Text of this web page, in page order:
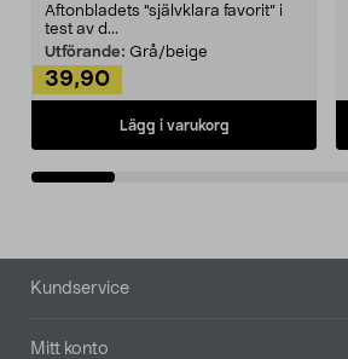
Aftonbladets "självklara favorit” i
test av d...
Utförande: Grå/beige
39,90
Lägg i varukorg
Sidfot
Kundservice
Mitt konto